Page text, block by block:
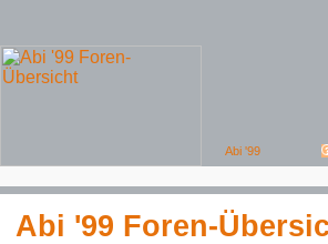
Abi '99 Foren-